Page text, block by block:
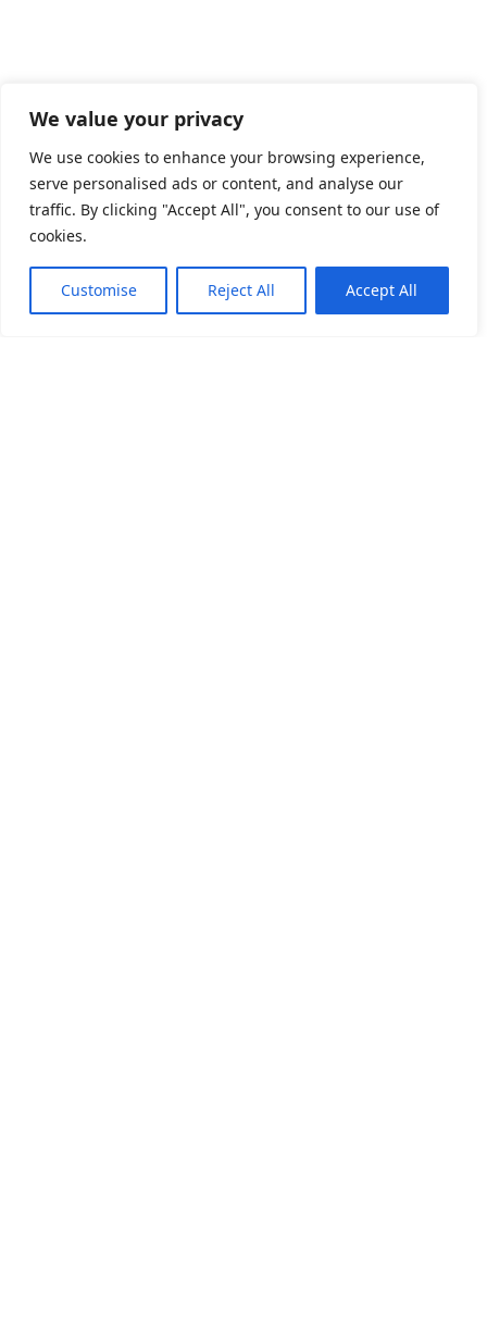
We value your privacy
We use cookies to enhance your browsing experience,
serve personalised ads or content, and analyse our
traffic. By clicking "Accept All", you consent to our use of
cookies.
Customise Reject All Accept All